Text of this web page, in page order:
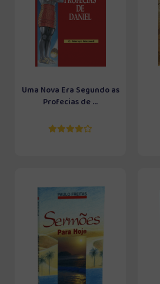
Uma Nova Era Segundo as
Profecias de ...